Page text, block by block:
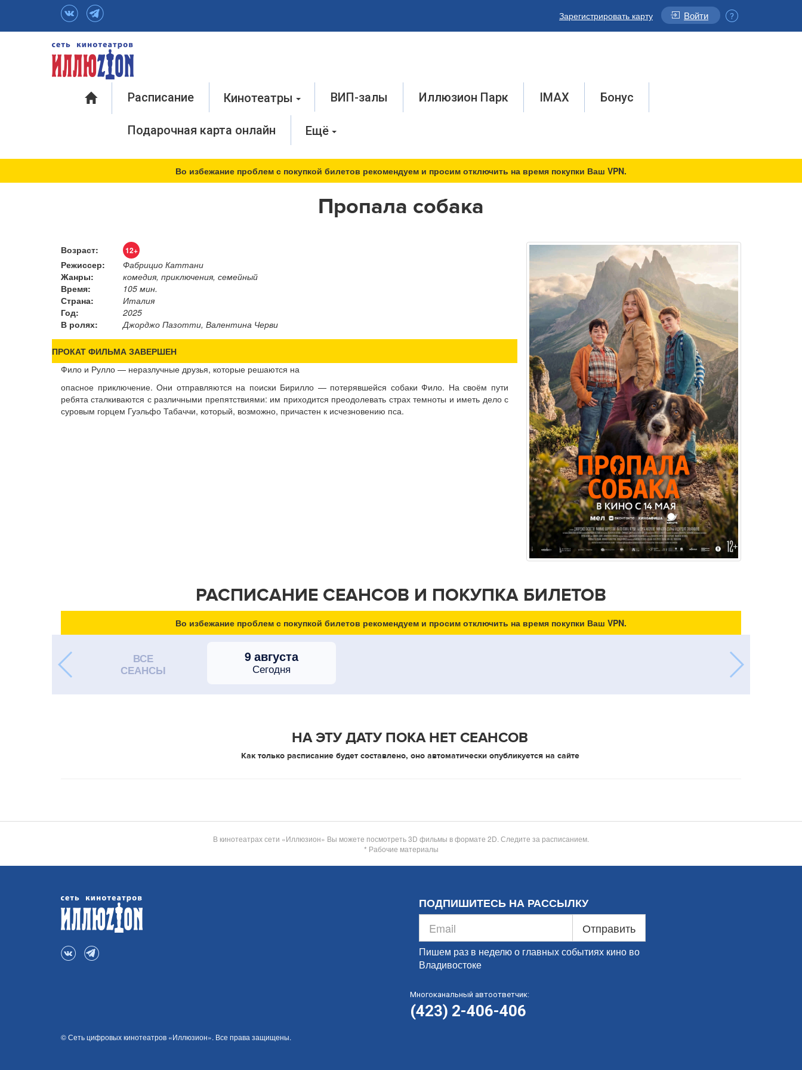
Зарегистрировать карту Войти
Расписание Кинотеатры ВИП-залы Иллюзион Парк IMAX Бонус
Подарочная карта онлайн Ещё
Во избежание проблем с покупкой билетов рекомендуем и просим отключить на время покупки Ваш VPN.
Пропала собака
Возраст: 12+
Режиссер:
Фабрицио Каттани
Жанры:
комедия, приключения, семейный
Время:
105 мин.
Страна:
Италия
Год:
2025
В ролях:
Джорджо Пазотти, Валентина Черви
ПРОКАТ ФИЛЬМА ЗАВЕРШЕН
Фило и Рулло — неразлучные друзья, которые решаются на
опасное приключение. Они отправляются на поиски Бирилло — потерявшейся собаки Фило. На своём пути
ребята сталкиваются с различными препятствиями: им приходится преодолевать страх темноты и иметь дело с
суровым горцем Гуэльфо Табаччи, который, возможно, причастен к исчезновению пса.
РАСПИСАНИЕ СЕАНСОВ И ПОКУПКА БИЛЕТОВ
Во избежание проблем с покупкой билетов рекомендуем и просим отключить на время покупки Ваш VPN.
ВСЕ
СЕАНСЫ
9 августа
Сегодня
НА ЭТУ ДАТУ ПОКА НЕТ СЕАНСОВ
Как только расписание будет составлено, оно автоматически опубликуется на сайте
В кинотеатрах сети «Иллюзион» Вы можете посмотреть 3D фильмы в формате 2D. Следите за расписанием.
* Рабочие материалы
ПОДПИШИТЕСЬ НА РАССЫЛКУ
Отправить
Пишем раз в неделю о главных событиях кино во
Владивостоке
Многоканальный автоответчик:
(423) 2-406-406
© Сеть цифровых кинотеатров «Иллюзион». Все права защищены.